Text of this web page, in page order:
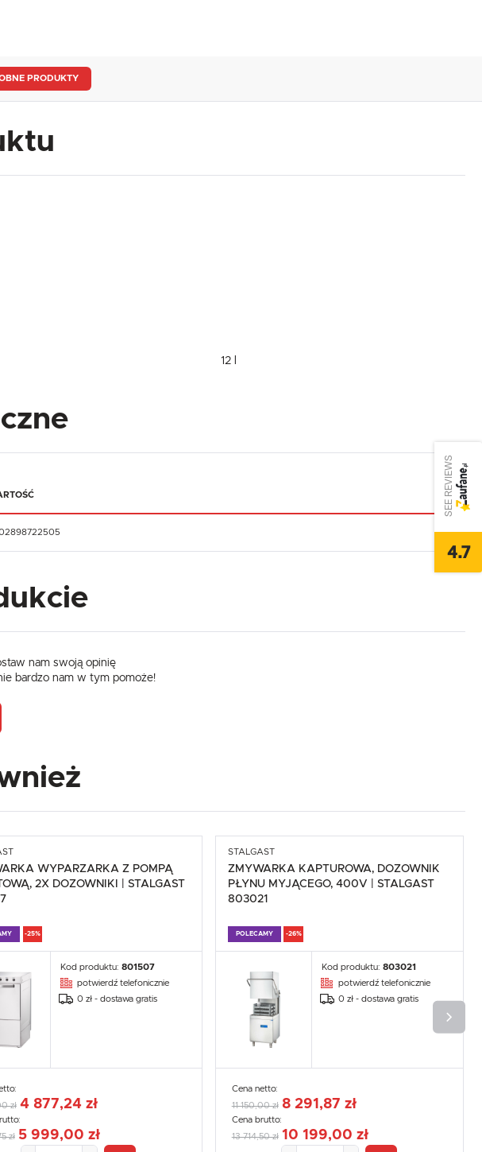
PRODUKTY
12 l
nam swoją opinię
bardzo nam w tym pomoże!
WYPARZARKA Z POMPĄ
2X DOZOWNIKI | STALGAST
-25%
Kod produktu:801507
potwierdź telefonicznie
0 zł - dostawa gratis
zł 4 877,24 zł
zł 5 999,00 zł
STALGAST
ZMYWARKA KAPTUROWA, DOZOWNIK
PŁYNU MYJĄCEGO, 400V | STALGAST
803021
POLECAMY -26%
Kod produktu: 803021
potwierdź telefonicznie
0 zł - dostawa gratis
Cena netto:
11 150,00 zł 8 291,87 zł
Cena brutto:
13 714,50 zł 10 199,00 zł
lub zaakceptować je
internetowej i umożliwiają Ci
celu m.in. dostosowania Twoich
treści.
z funkcjonalności naszej
Wyrażenie zgody na
większej ilości funkcji na stronie.
wykorzystywania witryny
serwisy www. Dane pozwalają
Wyrażenie zgody na analityczne
i aktualności na stronach
na podstawie analizy
będących naszymi partnerami
prezentujących nasze
SEE REVIEWS
4.7